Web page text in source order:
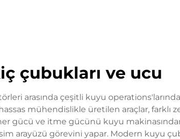
çubukları ve ucu
arasında çeşitli kuyu
mühendislikle üretilen araçlar, farklı
gücü ve itme gücünü kuyu
arayüzü görevini yapar. Modern kuyu